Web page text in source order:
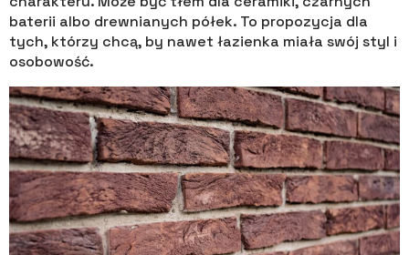
baterii albo drewnianych półek. To propozycja dla
tych, którzy chcą, by nawet łazienka miała swój styl i
osobowość.